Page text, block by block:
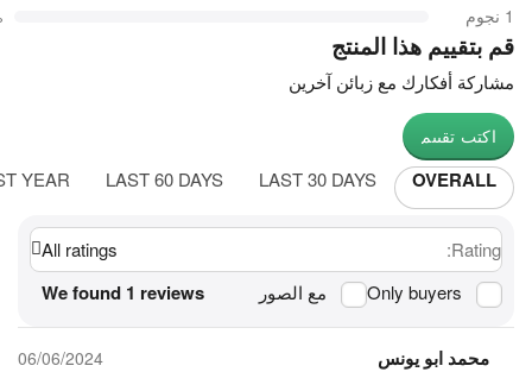
1 نجوم
قم بتقييم هذا المنتج
مشاركة أفكارك مع زبائن آخرين
اكتب تقييم
OVERALL
LAST 30 DAYS
LAST 60 DAYS
YEAR
Rating:
All ratings
Only buyers
مع الصور We found 1 reviews
محمد ابو يونس
06/06/2024